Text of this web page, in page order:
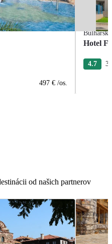
497 € /os.
Bulharsko
Hotel
4.7
od našich partnerov